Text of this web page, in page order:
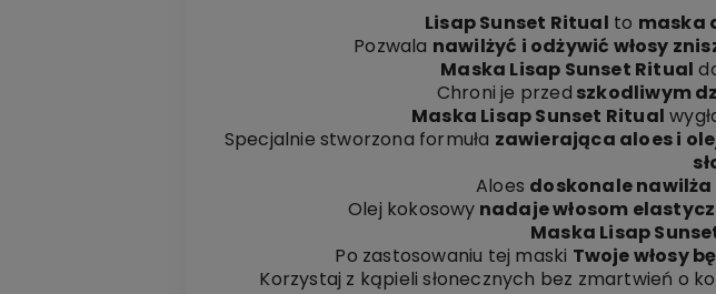
Lisap Sunset Ritual to maska
Pozwala nawilżyć i odżywić włosy
Maska Lisap Sunset Ritual
Chroni je przed szkodliwym
Maska Lisap Sunset Ritual
Specjalnie stworzona formuła zawierająca aloes i
Aloes doskonale nawilża
Olej kokosowy nadaje włosom
Maska Lisap
Po zastosowaniu tej maski Twoje włosy
Korzystaj z kąpieli słonecznych bez zmartwień o